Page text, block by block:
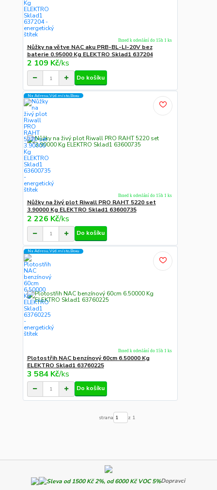
Nůžky na větve NAC aku PRB-BL-LI-20V bez
baterie 0.95000 Kg ELEKTRO Sklad1 637204
2 109 Kč/ks
Ihned k odeslání do 15h 1 ks
Do košíku
Na Adresu,Výd.místo,Boxu
Nůžky na živý plot Riwall PRO RAHT 5220 set
3.90000 Kg ELEKTRO Sklad1 63600735
2 226 Kč/ks
Ihned k odeslání do 15h 1 ks
Do košíku
Na Adresu,Výd.místo,Boxu
Plotostřih NAC benzínový 60cm 6.50000 Kg
ELEKTRO Sklad1 63760225
3 584 Kč/ks
Ihned k odeslání do 15h 1 ks
Do košíku
strana z 1
Dopravci